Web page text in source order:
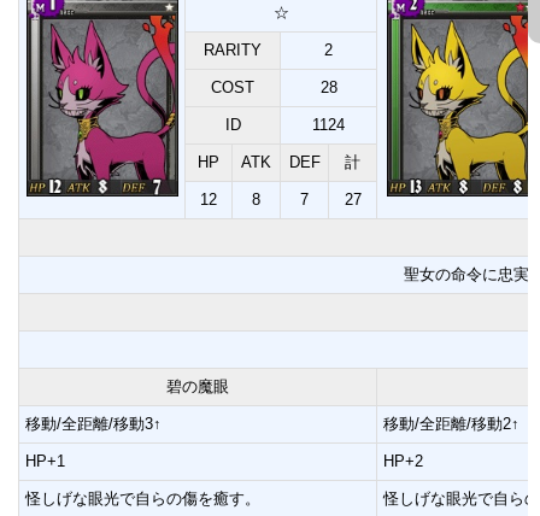
☆
RARITY 2
COST 28
ID 1124
HP ATK DEF 計
12 8 7 27
聖女の命令に忠実
碧の魔眼
移動/全距離/移動3↑ 移動/全距離/移動2↑
HP+1 HP+2
怪しげな眼光で自らの傷を癒す。 怪しげな眼光で自ら